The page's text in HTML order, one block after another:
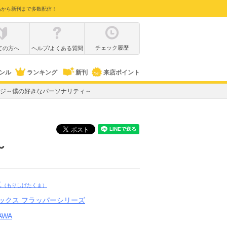
ら新刊まで多数配信！
の方へ ヘルプ/よくある質問 チェック履歴
ル ランキング 新刊 来店ポイント
～僕の好きなパーソナリティ～
（もりしげたくま）
クス フラッパーシリーズ